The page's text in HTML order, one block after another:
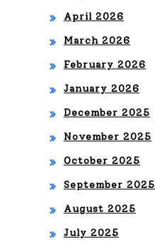
lipp
Plei
n
en
se
ma
na
April 2026
March 2026
February 2026
January 2026
December 2025
November 2025
October 2025
September 2025
August 2025
July 2025